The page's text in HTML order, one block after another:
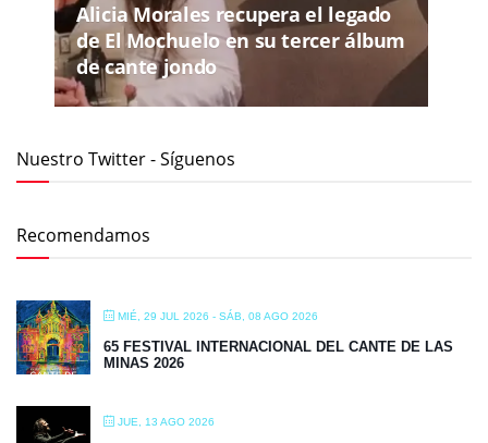
Alicia Morales recupera el legado
de El Mochuelo en su tercer álbum
de cante jondo
Nuestro Twitter - Síguenos
Recomendamos
MIÉ, 29 JUL 2026 - SÁB, 08 AGO 2026
65 FESTIVAL INTERNACIONAL DEL CANTE DE LAS
MINAS 2026
JUE, 13 AGO 2026